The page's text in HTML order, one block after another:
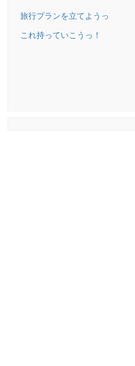
旅行プランを立てようっ
これ持っていこうっ！